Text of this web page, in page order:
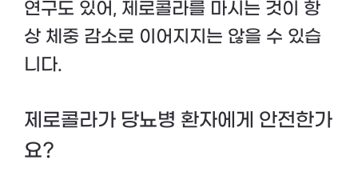
연구도 있어, 제로콜라를 마시는 것이 항
상 체중 감소로 이어지지는 않을 수 있습
니다.
제로콜라가 당뇨병 환자에게 안전한가
요?